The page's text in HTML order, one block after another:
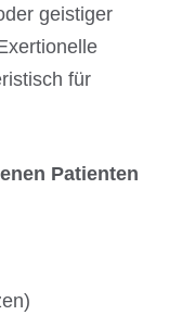
geistiger
für
Patienten